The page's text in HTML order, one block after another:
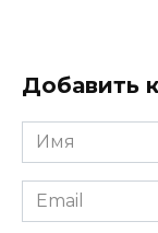
Добавить
Имя
*
Email
*